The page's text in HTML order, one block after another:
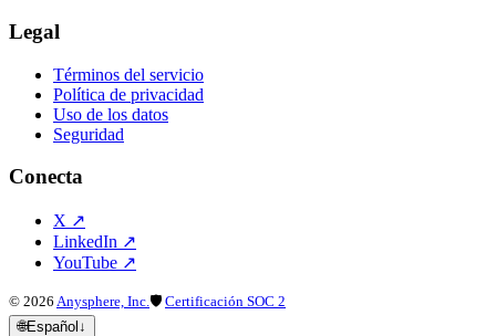
Legal
Términos del servicio
Política de privacidad
Uso de los datos
Seguridad
Conecta
X ↗
LinkedIn ↗
YouTube ↗
© 2026 Anysphere, Inc. 🛡 Certificación SOC 2
🌐Español ↓